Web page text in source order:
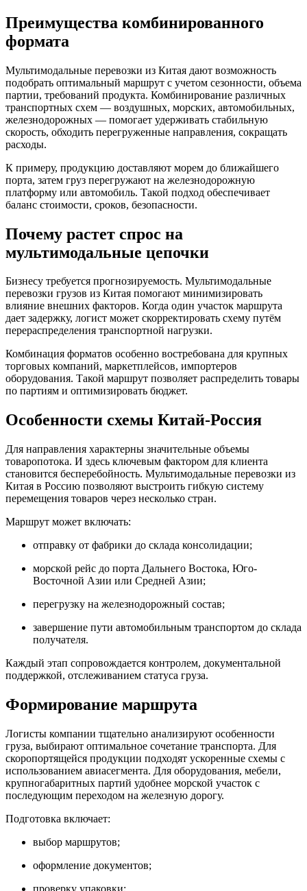
Преимущества комбинированного
формата
Мультимодальные перевозки из Китая дают возможность
подобрать оптимальный маршрут с учетом сезонности, объема
партии, требований продукта. Комбинирование различных
транспортных схем — воздушных, морских, автомобильных,
железнодорожных — помогает удерживать стабильную
скорость, обходить перегруженные направления, сокращать
расходы.
К примеру, продукцию доставляют морем до ближайшего
порта, затем груз перегружают на железнодорожную
платформу или автомобиль. Такой подход обеспечивает
баланс стоимости, сроков, безопасности.
Почему растет спрос на
мультимодальные цепочки
Бизнесу требуется прогнозируемость. Мультимодальные
перевозки грузов из Китая помогают минимизировать
влияние внешних факторов. Когда один участок маршрута
дает задержку, логист может скорректировать схему путём
перераспределения транспортной нагрузки.
Комбинация форматов особенно востребована для крупных
торговых компаний, маркетплейсов, импортеров
оборудования. Такой маршрут позволяет распределить товары
по партиям и оптимизировать бюджет.
Особенности схемы Китай-Россия
Для направления характерны значительные объемы
товаропотока. И здесь ключевым фактором для клиента
становится бесперебойность. Мультимодальные перевозки из
Китая в Россию позволяют выстроить гибкую систему
перемещения товаров через несколько стран.
Маршрут может включать:
отправку от фабрики до склада консолидации;
морской рейс до порта Дальнего Востока, Юго-
Восточной Азии или Средней Азии;
перегрузку на железнодорожный состав;
завершение пути автомобильным транспортом до склада
получателя.
Каждый этап сопровождается контролем, документальной
поддержкой, отслеживанием статуса груза.
Формирование маршрута
Логисты компании тщательно анализируют особенности
груза, выбирают оптимальное сочетание транспорта. Для
скоропортящейся продукции подходят ускоренные схемы с
использованием авиасегмента. Для оборудования, мебели,
крупногабаритных партий удобнее морской участок с
последующим переходом на железную дорогу.
Подготовка включает:
выбор маршрутов;
оформление документов;
проверку упаковки;